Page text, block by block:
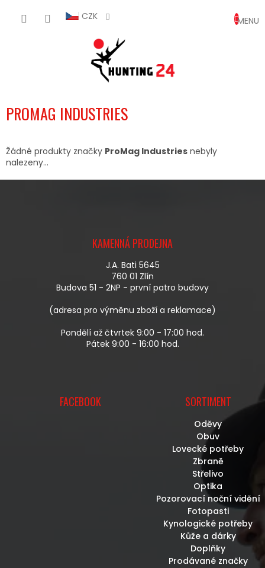
CZK
KOŠÍK
PROMAG INDUSTRIES
Žádné produkty značky ProMag Industries nebyly
nalezeny...
KAMENNÁ PRODEJNA
J.A. Bati 5645
760 01 Zlín
Budova 51 - 2NP - první patro budovy
(adresa pro výměnu zboží a reklamace)
Pondělí až čtvrtek 9:00 - 17:00 hod.
Pátek 9:00 - 16:00 hod.
FACEBOOK SORTIMENT
Oděvy
Obuv
Lovecké potřeby
Zbraně
Střelivo
Optika
Pozorovací noční vidění
Fotopasti
Kynologické potřeby
Kůže a dárky
Doplňky
Prodávané značky